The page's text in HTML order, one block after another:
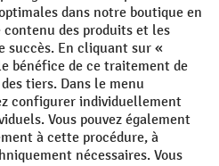
Politique de cookies
costsand possible delivery charges,
des stocks. La remise ne
n'est pas possible de le combiner
ou bons de réduction. | ² La